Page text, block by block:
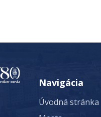
Navigácia
Úvodná stránka